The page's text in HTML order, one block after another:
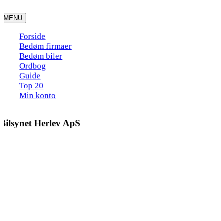
to
content
MENU
Forside
Bedøm firmaer
Bedøm biler
Ordbog
Guide
Top 20
Min konto
Herlev ApS